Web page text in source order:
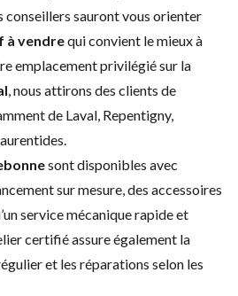
sauront vous orienter
à vendrequi convient le mieux à
emplacement privilégié sur la
, nous attirons des clients de
de Laval, Repentigny,
sont disponibles avec
sur mesure, des accessoires
service mécanique rapideet
certifié assure également la
et les réparations selon les